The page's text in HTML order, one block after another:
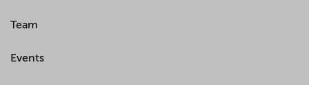
Team
Events